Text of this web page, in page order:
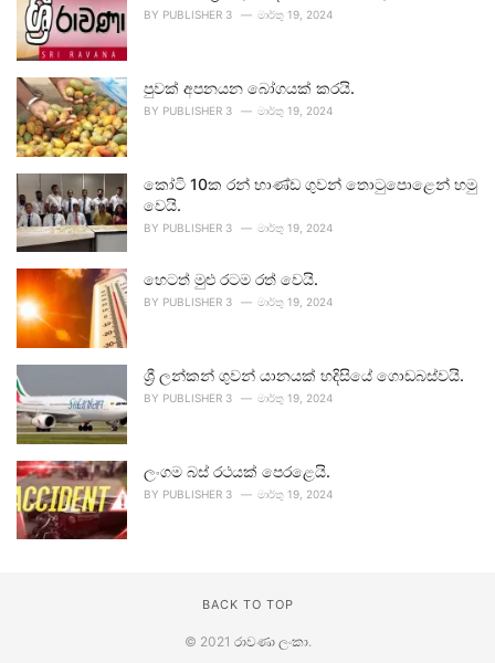
BY PUBLISHER 3 මාර්තු 19, 2024
පුවක් අපනයන බෝගයක් කරයි.
BY PUBLISHER 3 මාර්තු 19, 2024
කෝටි 10ක රන් භාණ්ඩ ගුවන් තොටුපොළෙන් හමු
වෙයි.
BY PUBLISHER 3 මාර්තු 19, 2024
හෙටත් මුළු රටම රත් වෙයි.
BY PUBLISHER 3 මාර්තු 19, 2024
ශ්‍රී ලන්කන් ගුවන් යානයක් හදිසියේ ගොඩබස්වයි.
BY PUBLISHER 3 මාර්තු 19, 2024
ලංගම බස් රථයක් පෙරළෙයි.
BY PUBLISHER 3 මාර්තු 19, 2024
BACK TO TOP
© 2021 රාවණා ලංකා.